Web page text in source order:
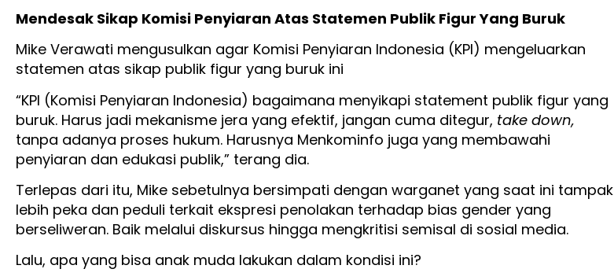
Mendesak Sikap Komisi Penyiaran Atas Statemen Publik Figur Yang Buruk
Mike Verawati mengusulkan agar Komisi Penyiaran Indonesia (KPI) mengeluarkan
statemen atas sikap publik figur yang buruk ini
“KPI (Komisi Penyiaran Indonesia) bagaimana menyikapi statement publik figur yang
buruk. Harus jadi mekanisme jera yang efektif, jangan cuma ditegur, take down,
tanpa adanya proses hukum. Harusnya Menkominfo juga yang membawahi
penyiaran dan edukasi publik,” terang dia.
Terlepas dari itu, Mike sebetulnya bersimpati dengan warganet yang saat ini tampak
lebih peka dan peduli terkait ekspresi penolakan terhadap bias gender yang
berseliweran. Baik melalui diskursus hingga mengkritisi semisal di sosial media.
Lalu, apa yang bisa anak muda lakukan dalam kondisi ini?